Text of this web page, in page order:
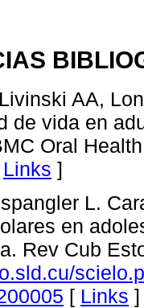
AA,
de vida en
Oral
Links ]
L.
en
Rev Cub
[ Links ]